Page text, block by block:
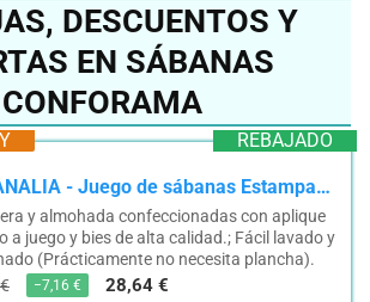
DESCUENTOS Y
EN SÁBANAS
CONFORAMA
REBAJADO
SABANALIA - Juego de sábanas Estampadas Aros | 3 Piezas | Funda de Almohada, Bajera Ajustable y...
y almohada confeccionadas con aplique
a juego y bies de alta calidad.; Fácil lavado y
(Prácticamente no necesita plancha).
−7,16 € 28,64 €